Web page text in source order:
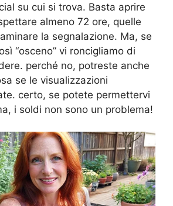
su cui si trova. Basta aprire
almeno 72 ore, quelle
la segnalazione. Ma, se
“osceno” vi roncigliamo di
perché no, potreste anche
se le visualizzazioni
certo, se potete permettervi
i soldi non sono un problema!